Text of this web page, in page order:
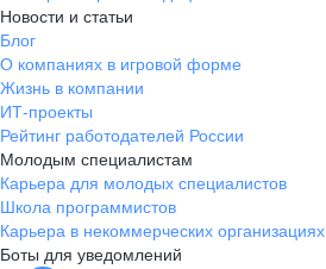
Новости и статьи
Блог
О компаниях в игровой форме
Жизнь в компании
ИТ-проекты
Рейтинг работодателей России
Молодым специалистам
Карьера для молодых специалистов
Школа программистов
Карьера в некоммерческих организациях
Боты для уведомлений